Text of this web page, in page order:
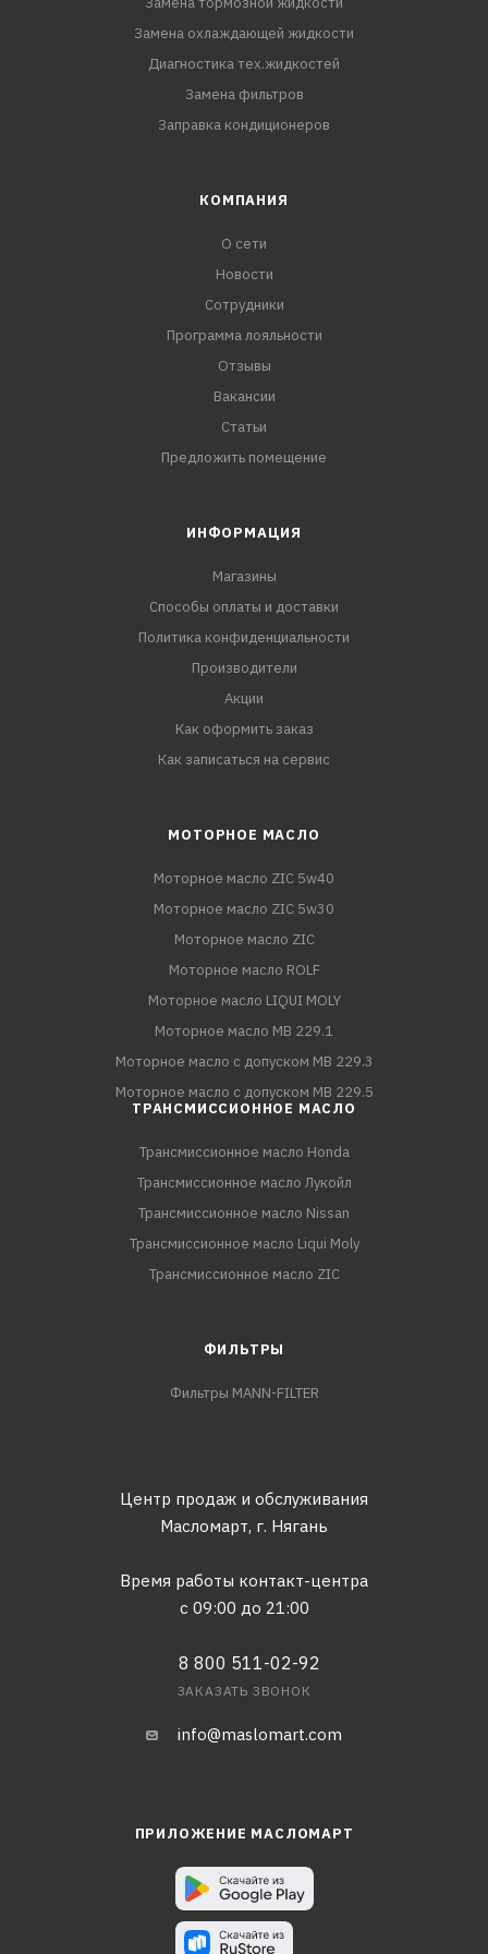
Замена охлаждающей жидкости
Диагностика тех.жидкостей
Замена фильтров
Заправка кондиционеров
КОМПАНИЯ
О сети
Новости
Сотрудники
Программа лояльности
Отзывы
Вакансии
Статьи
Предложить помещение
ИНФОРМАЦИЯ
Магазины
Способы оплаты и доставки
Политика конфиденциальности
Производители
Акции
Как оформить заказ
Как записаться на сервис
МОТОРНОЕ МАСЛО
Моторное масло ZIC 5w40
Моторное масло ZIC 5w30
Моторное масло ZIC
Моторное масло ROLF
Моторное масло LIQUI MOLY
Моторное масло MB 229.1
Моторное масло с допуском MB 229.3
Моторное масло с допуском MB 229.5
ТРАНСМИССИОННОЕ МАСЛО
Трансмиссионное масло Honda
Трансмиссионное масло Лукойл
Трансмиссионное масло Nissan
Трансмиссионное масло Liqui Moly
Трансмиссионное масло ZIC
ФИЛЬТРЫ
Фильтры MANN-FILTER
Центр продаж и обслуживания
Масломарт, г. Нягань
Время работы контакт-центра
с 09:00 до 21:00
8 800 511-02-92
ЗАКАЗАТЬ ЗВОНОК
info@maslomart.com
ПРИЛОЖЕНИЕ МАСЛОМАРТ